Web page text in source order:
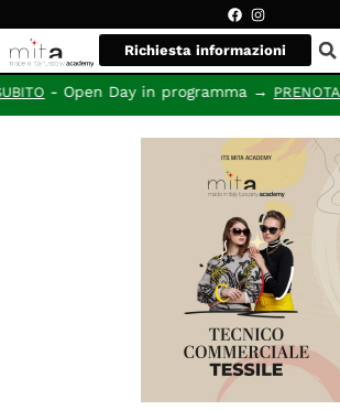
Richiesta informazioni
- Open Day in programma → PRENOTA